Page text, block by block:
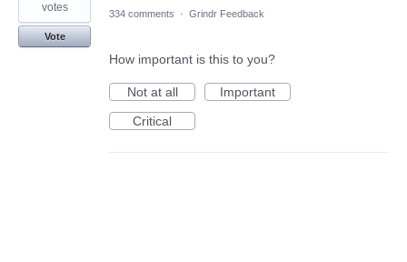
votes
Vote
334 comments · Grindr Feedback
How important is this to you?
Not at all
Important
Critical